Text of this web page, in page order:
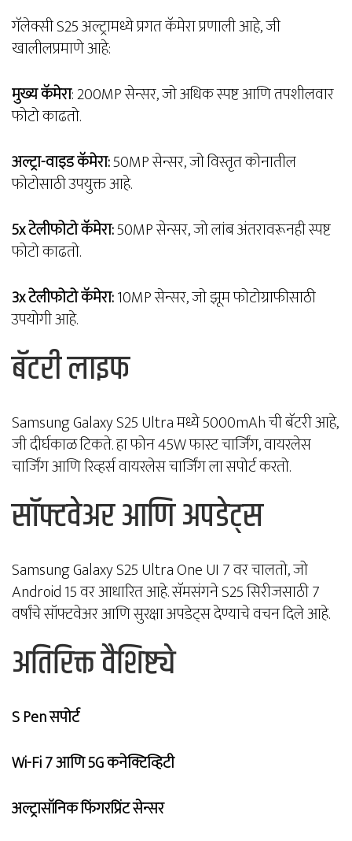
गॅलेक्सी S25 अल्ट्रामध्ये प्रगत कॅमेरा प्रणाली आहे, जी
खालीलप्रमाणे आहे:
मुख्य कॅमेरा: 200MP सेन्सर, जो अधिक स्पष्ट आणि तपशीलवार
फोटो काढतो.
अल्ट्रा-वाइड कॅमेरा:50MP सेन्सर, जो विस्तृत कोनातील
फोटोसाठी उपयुक्त आहे.
5x टेलीफोटो कॅमेरा:50MP सेन्सर, जो लांब अंतरावरूनही स्पष्ट
फोटो काढतो.
3x टेलीफोटो कॅमेरा:10MP सेन्सर, जो झूम फोटोग्राफीसाठी
उपयोगी आहे.
बॅटरी लाइफ
Samsung Galaxy S25 Ultra मध्ये 5000mAh ची बॅटरी आहे,
जी दीर्घकाळ टिकते. हा फोन 45W फास्ट चार्जिंग, वायरलेस
चार्जिंग आणि रिव्हर्स वायरलेस चार्जिंग ला सपोर्ट करतो.
सॉफ्टवेअर आणि अपडेट्स
Samsung Galaxy S25 Ultra One UI 7 वर चालतो, जो
Android 15 वर आधारित आहे. सॅमसंगने S25 सिरीजसाठी 7
वर्षांचे सॉफ्टवेअर आणि सुरक्षा अपडेट्स देण्याचे वचन दिले आहे.
अतिरिक्त वैशिष्ट्ये
S Pen सपोर्ट
Wi-Fi 7 आणि 5G कनेक्टिव्हिटी
अल्ट्रासॉनिक फिंगरप्रिंट सेन्सर